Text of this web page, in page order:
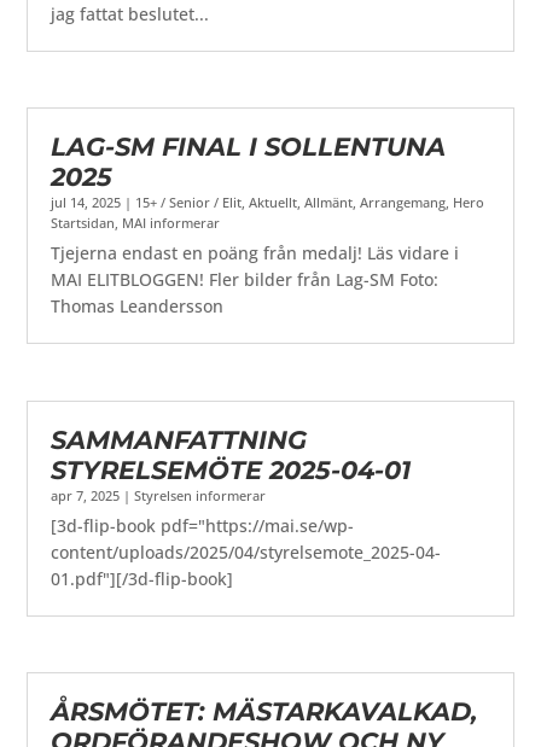
jag fattat beslutet...
LAG-SM FINAL I SOLLENTUNA
2025
jul 14, 2025 | 15+ / Senior / Elit,Aktuellt,Allmänt,Arrangemang, Hero
Startsidan, MAI informerar
Tjejerna endast en poäng från medalj! Läs vidare i
MAI ELITBLOGGEN! Fler bilder från Lag-SM Foto:
Thomas Leandersson
SAMMANFATTNING
STYRELSEMÖTE 2025-04-01
apr 7, 2025 |Styrelsen informerar
[3d-flip-book pdf="https://mai.se/wp-
content/uploads/2025/04/styrelsemote_2025-04-
01.pdf"][/3d-flip-book]
ÅRSMÖTET: MÄSTARKAVALKAD,